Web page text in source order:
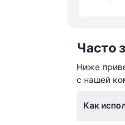
Часто
Ниже
с нашей
Как